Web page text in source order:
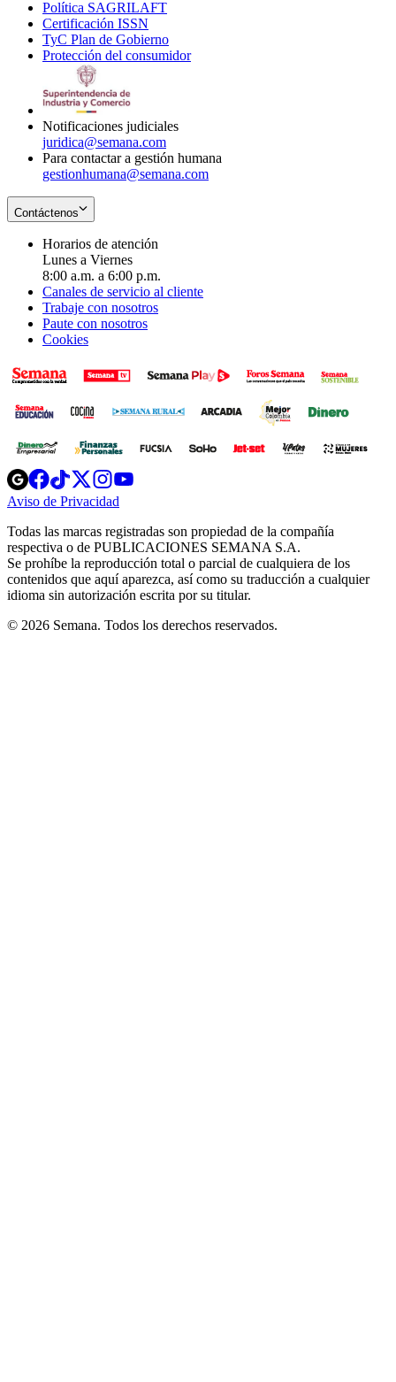
Política SAGRILAFT
new
window
Certificación ISSN
in
new
TyC Plan de Gobierno
in
Protección del consumidorOpens
Notificaciones judiciales
juridica@semana.com
Para contactar a gestión humana
gestionhumana@semana.com
Contáctenos
Horarios de atención
Lunes a Viernes
8:00 a.m. a 6:00 p.m.
Canales de servicio al cliente
Trabaje con nosotros
Paute con nosotros
Cookies
Opens
in
new
Opens
in
new
Opens
in
new
window
Opens
new
windowwindow
Aviso de Privacidad
new
window
Todas las marcas registradas son propiedad de la compañía
respectiva o de PUBLICACIONES SEMANA S.A.
Se prohíbe la reproducción total o parcial de cualquiera de los
contenidos que aquí aparezca, así como su traducción a cualquier
idioma sin autorización escrita por su titular.
© 2026 Semana. Todos los derechos reservados.